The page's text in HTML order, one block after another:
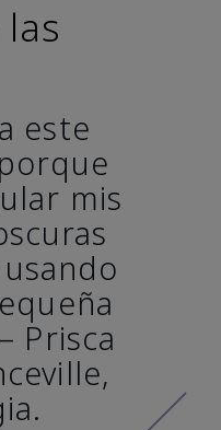
este
mis
Prisca